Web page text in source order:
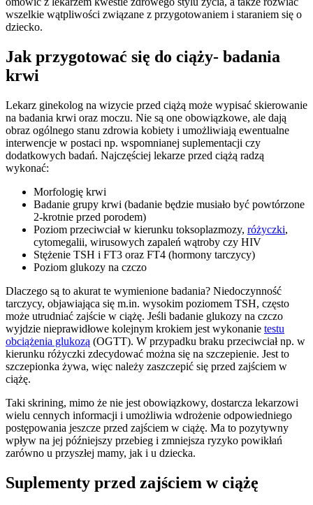
wszelkie wątpliwości związane z przygotowaniem i staraniem się o
dziecko.
Jak przygotować się do ciąży- badania
krwi
Lekarz ginekolog na wizycie przed ciążą może wypisać skierowanie
na badania krwi oraz moczu. Nie są one obowiązkowe, ale dają
obraz ogólnego stanu zdrowia kobiety i umożliwiają ewentualne
interwencje w postaci np. wspomnianej suplementacji czy
dodatkowych badań. Najczęściej lekarze przed ciążą radzą
wykonać:
Morfologię krwi
Badanie grupy krwi (badanie będzie musiało być powtórzone
2-krotnie przed porodem)
Poziom przeciwciał w kierunku toksoplazmozy, różyczki,
cytomegalii, wirusowych zapaleń wątroby czy HIV
Stężenie TSH i FT3 oraz FT4 (hormony tarczycy)
Poziom glukozy na czczo
Dlaczego są to akurat te wymienione badania? Niedoczynność
tarczycy, objawiająca się m.in. wysokim poziomem TSH, często
może utrudniać zajście w ciążę. Jeśli badanie glukozy na czczo
wyjdzie nieprawidłowe kolejnym krokiem jest wykonanie testu
obciążenia glukozą (OGTT). W przypadku braku przeciwciał np. w
kierunku różyczki zdecydować można się na szczepienie. Jest to
szczepionka żywa, więc należy zaszczepić się przed zajściem w
ciążę.
Taki skrining, mimo że nie jest obowiązkowy, dostarcza lekarzowi
wielu cennych informacji i umożliwia wdrożenie odpowiedniego
postępowania jeszcze przed zajściem w ciążę. Ma to pozytywny
wpływ na jej późniejszy przebieg i zmniejsza ryzyko powikłań
zarówno u przyszłej mamy, jak i u dziecka.
Suplementy przed zajściem w ciążę